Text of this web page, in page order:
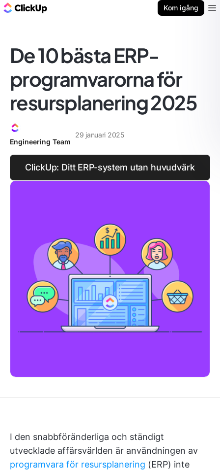
Kom igång
De 10 bästa ERP-
programvarorna för
resursplanering 2025
Engineering Team
29 januari 2025
ClickUp: Ditt ERP-system utan huvudvärk
I den snabbföränderliga och ständigt
utvecklade affärsvärlden är användningen av
programvara för resursplanering (ERP) inte